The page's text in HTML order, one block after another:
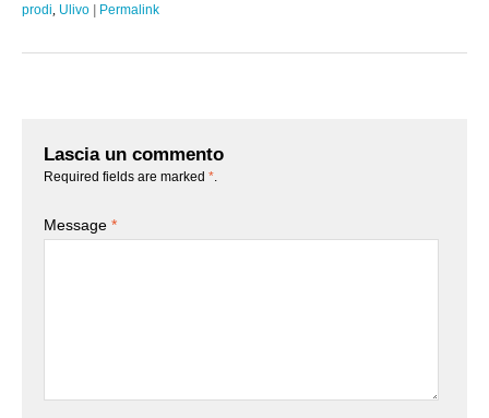
prodi Ulivo | Permalink
Lascia un commento
Required fields are marked *
Message *